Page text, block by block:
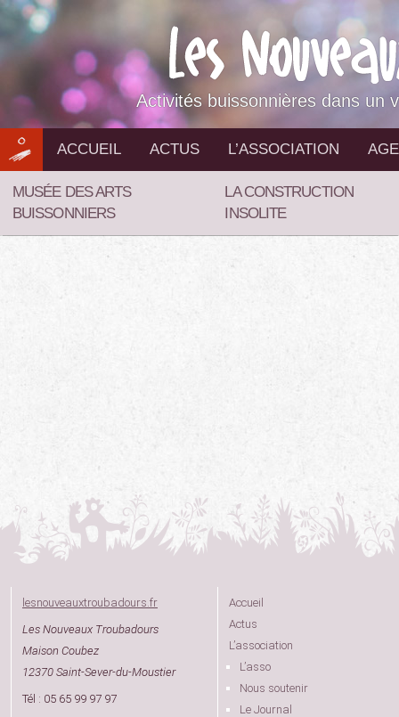
Aller
au
contenu
Activités buissonnières dans un
ACCUEIL ACTUS L’ASSOCIATION
MUSÉE DES ARTS
BUISSONNIERS
LA CONSTRUCTION
INSOLITE
lesnouveauxtroubadours.fr
Les Nouveaux Troubadours
Maison Coubez
12370 Saint-Sever-du-Moustier
Tél : 05 65 99 97 97
Accueil
Actus
L’association
L’asso
Nous soutenir
Le Journal